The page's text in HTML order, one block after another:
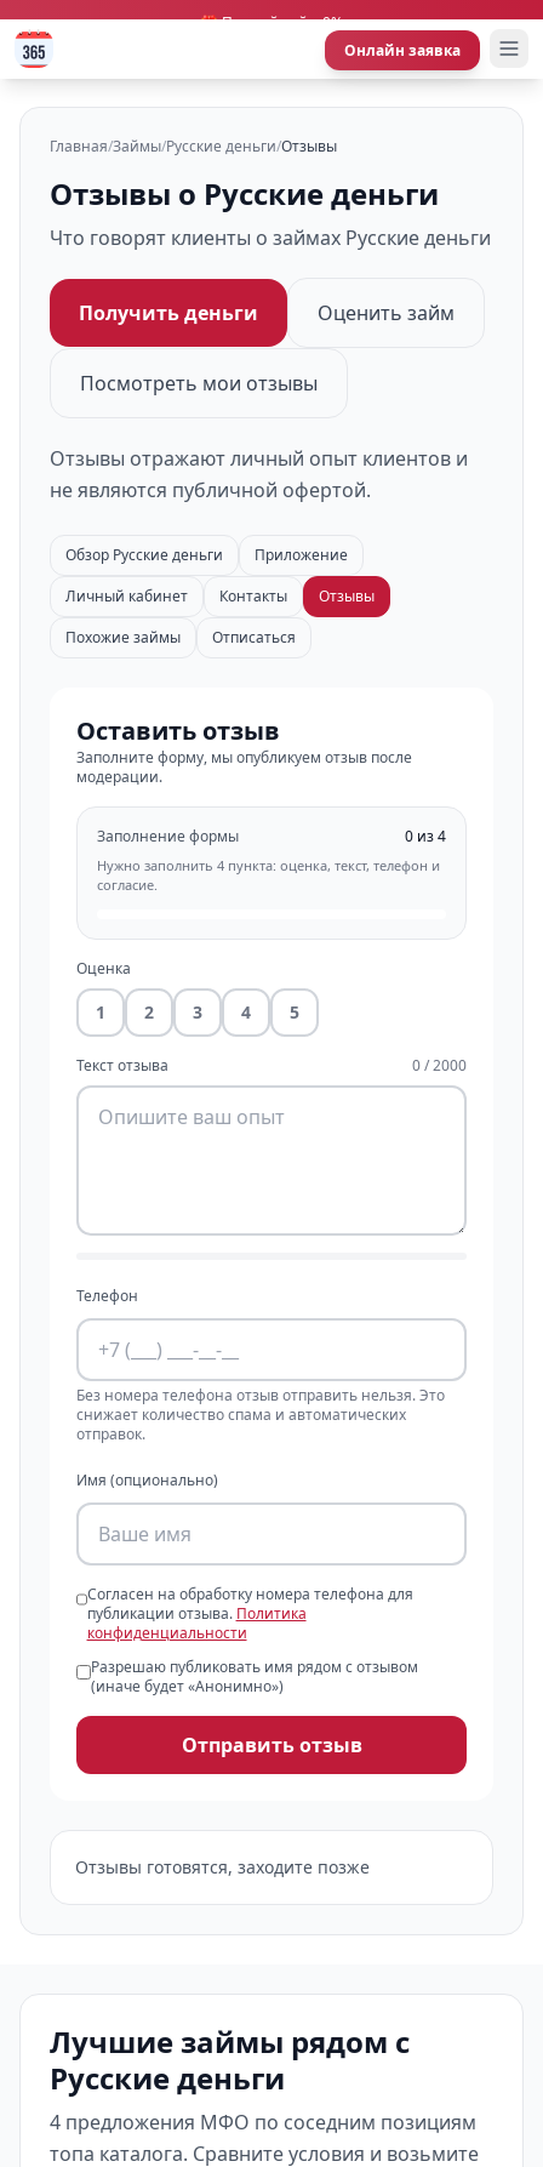
🎁 Первый займ 0%
Онлайн заявка
Главная/Займы/Русские деньги/Отзывы
Отзывы о Русские деньги
Что говорят клиенты о займах Русские деньги
Получить деньги Оценить займ
Посмотреть мои отзывы
Отзывы отражают личный опыт клиентов и
не являются публичной офертой.
Обзор Русские деньги
Приложение
Личный кабинет
Контакты
Отзывы
Похожие займы
Отписаться
Оставить отзыв
Заполните форму, мы опубликуем отзыв после
модерации.
Заполнение формы 0 из 4
Нужно заполнить 4 пункта: оценка, текст, телефон и
согласие.
Оценка
1 2 3 4 5
Текст отзыва 0 / 2000
Телефон
Без номера телефона отзыв отправить нельзя. Это
снижает количество спама и автоматических
отправок.
Имя (опционально)
Согласен на обработку номера телефона для
публикации отзыва. Политика
конфиденциальности
Разрешаю публиковать имя рядом с отзывом
(иначе будет «Анонимно»)
Отправить отзыв
Отзывы готовятся, заходите позже
Лучшие займы рядом с
Русские деньги
4 предложения МФО по соседним позициям
топа каталога. Сравните условия и возьмите